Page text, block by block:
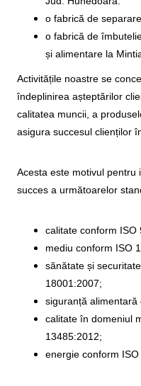
o fabrică de
o fabrică de
și alimentare la
Activitățile noastre se
îndeplinirea așteptărilor
calitatea muncii, a
asigura succesul clienților
Acesta este motivul pentru
succes a următoarelor
calitate conform ISO
mediu conform ISO
sănătate și
18001:2007;
siguranță alimentară
calitate în domeniul
13485:2012;
energie conform ISO